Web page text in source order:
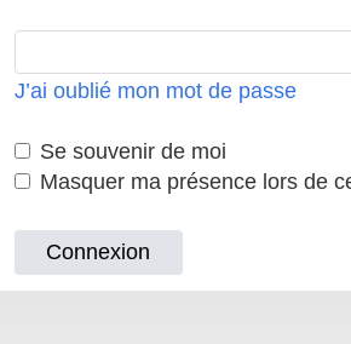
J’ai oublié mon mot de passe
Se souvenir de moi
Masquer ma présence lors de